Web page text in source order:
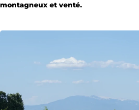
montagneux et venté.